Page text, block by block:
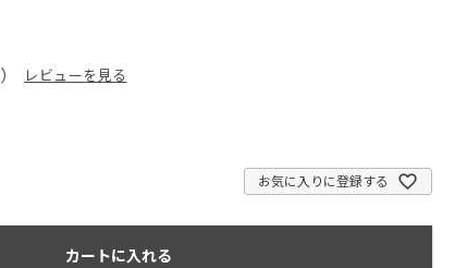
） レビューを見る
お気に入りに登録する
カートに入れる